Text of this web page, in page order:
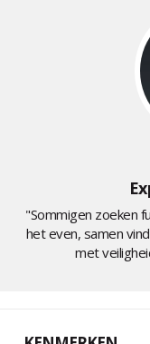
"Sommigen zoeken
het even, samen
met